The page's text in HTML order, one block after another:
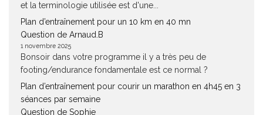
et la terminologie utilisée est d'une...
Plan d’entraînement pour un 10 km en 40 mn
Question de Arnaud.B
1 novembre 2025
Bonsoir dans votre programme il y a très peu de
footing/endurance fondamentale est ce normal ?
Plan d’entraînement pour courir un marathon en 4h45 en 3
séances par semaine
Question de Sophie